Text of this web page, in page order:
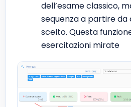
dell’esame classico,
sequenza a partire da
scelto. Questa
esercitazioni mirate